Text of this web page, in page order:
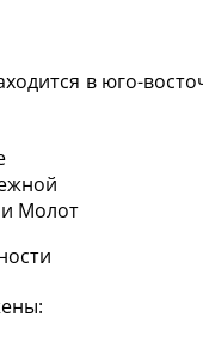
в юго-
Молот